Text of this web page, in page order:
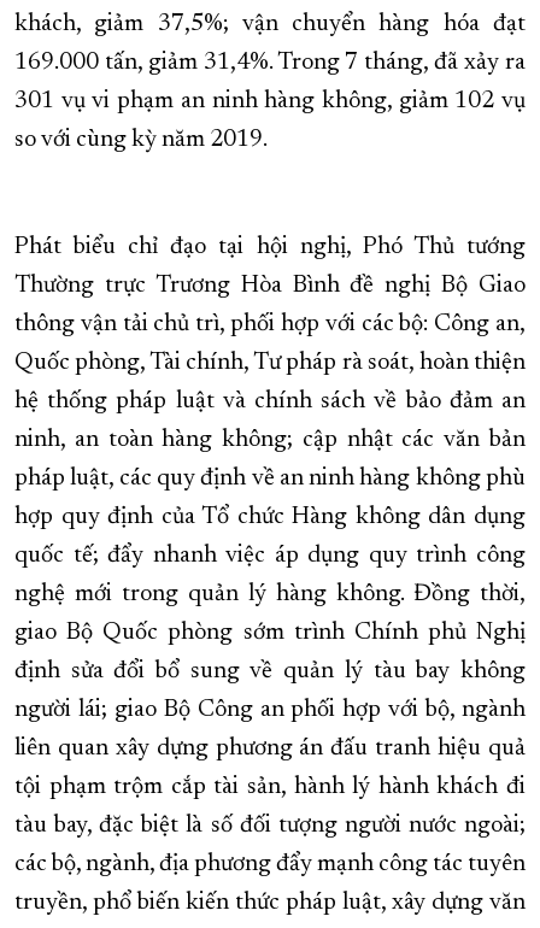
khách, giảm 37,5%; vận chuyển hàng hóa đạt
169.000 tấn, giảm 31,4%. Trong 7 tháng, đã xảy ra
301 vụ vi phạm an ninh hàng không, giảm 102 vụ
so với cùng kỳ năm 2019.
Phát biểu chỉ đạo tại hội nghị, Phó Thủ tướng
Thường trực Trương Hòa Bình đề nghị Bộ Giao
thông vận tải chủ trì, phối hợp với các bộ: Công an,
Quốc phòng, Tài chính, Tư pháp rà soát, hoàn thiện
hệ thống pháp luật và chính sách về bảo đảm an
ninh, an toàn hàng không; cập nhật các văn bản
pháp luật, các quy định về an ninh hàng không phù
hợp quy định của Tổ chức Hàng không dân dụng
quốc tế; đẩy nhanh việc áp dụng quy trình công
nghệ mới trong quản lý hàng không. Đồng thời,
giao Bộ Quốc phòng sớm trình Chính phủ Nghị
định sửa đổi bổ sung về quản lý tàu bay không
người lái; giao Bộ Công an phối hợp với bộ, ngành
liên quan xây dựng phương án đấu tranh hiệu quả
tội phạm trộm cắp tài sản, hành lý hành khách đi
tàu bay, đặc biệt là số đối tượng người nước ngoài;
các bộ, ngành, địa phương đẩy mạnh công tác tuyên
truyền, phổ biến kiến thức pháp luật, xây dựng văn